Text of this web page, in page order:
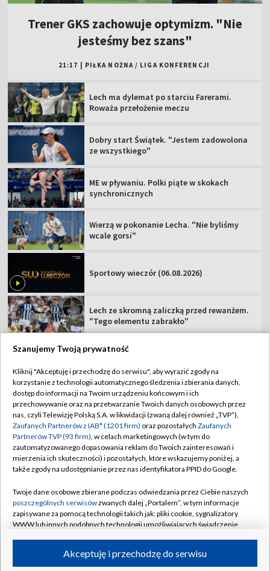
Trener GKS zachowuje optymizm. "Nie
jesteśmy bez szans"
21:17 PIŁKA NOŻNA / LIGA KONFERENCJI
Lech ma dylemat po starciu Farerami.
Roważa przełożenie meczu
Dobry start Świątek. "Jestem zadowolona
ze wszystkiego"
ME w pływaniu. Polki piąte w skokach
synchronicznych
Wierzą w pokonanie Lecha. "Nie byliśmy
wcale gorsi"
Sportowy wieczór (06.08.2026)
Lech ze skromną zaliczką przed rewanżem.
"Tego elementu zabrakło"
TVP
Abonament TVP
Sklep TVP
Biuro Reklamy
Oferta Handlowa
Emisja w TVP
Rada Programowa
Ogłoszenia przetargowe
Akademia Telewizyjna
Regulamin TVP
Polityka prywatności
Moje zgody
Biuro reklamy
Kanały
©2026 Telewizja Polska Spółka Akcyjna w likwidacji
Szanujemy Twoją prywatność
Kliknij "Akceptuję i przechodzę do serwisu", aby wyrazić zgody na
korzystanie z technologii automatycznego śledzenia i zbierania danych,
dostęp do informacji na Twoim urządzeniu końcowym i ich
przechowywanie oraz na przetwarzanie Twoich danych osobowych przez
nas, czyli Telewizję Polską S.A. w likwidacji (zwaną dalej również „TVP”),
Zaufanych Partnerów z IAB* (1201 firm) oraz pozostałych Zaufanych
Partnerów TVP (93 firm), w celach marketingowych (w tym do
zautomatyzowanego dopasowania reklam do Twoich zainteresowań i
mierzenia ich skuteczności) i pozostałych, które wskazujemy poniżej, a
także zgody na udostępnianie przez nas identyfikatora PPID do Google.
Twoje dane osobowe zbierane podczas odwiedzania przez Ciebie naszych
poszczególnych serwisówzwanych dalej „Portalem”, w tym informacje
zapisywane za pomocą technologii takich jak: pliki cookie, sygnalizatory
WWW lub innych podobnych technologii umożliwiających świadczenie
ruchu w Internecie.Akceptuję i przechodzę do serwisu